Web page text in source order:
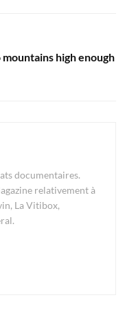
mountains high enough
documentaires.
relativement à
La Vitibox,